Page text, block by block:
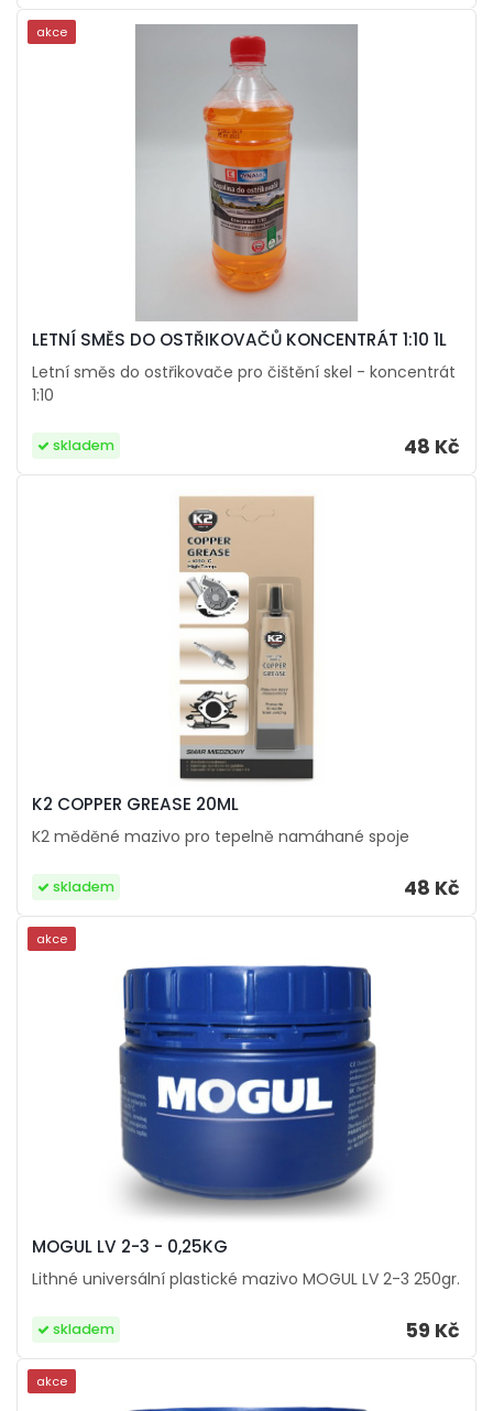
LETNÍ SMĚS DO OSTŘIKOVAČŮ KONCENTRÁT 1:10 1L
Letní směs do ostřikovače pro čištění skel - koncentrát
1:10
48 Kč
skladem
akce
K2 COPPER GREASE 20ML
K2 měděné mazivo pro tepelně namáhané spoje
48 Kč
skladem
MOGUL LV 2-3 - 0,25KG
Lithné universální plastické mazivo MOGUL LV 2-3 250gr.
59 Kč
skladem
akce
akce